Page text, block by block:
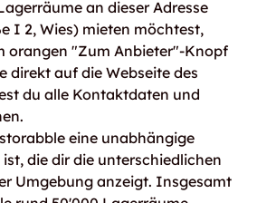
an dieser Adresse
I 2, Wies) mieten möchtest,
orangen "Zum Anbieter"-Knopf
direkt auf die Webseite des
du alle Kontaktdaten und
eine unabhängige
die dir die unterschiedlichen
Umgebung anzeigt. Insgesamt